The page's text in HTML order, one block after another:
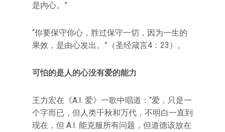
是内心。”
“你要保守你心，胜过保守一切，因为一生的
果效，是由心发出。”（圣经箴言4：23）。
可怕的是人的心没有爱的能力
王力宏在《A.I. 爱》一歌中唱道：“爱，只是一
个字而已，但人类千秋和万代，不明白一直到
现在，但 A.I. 能克服所有问题，但道德该放在